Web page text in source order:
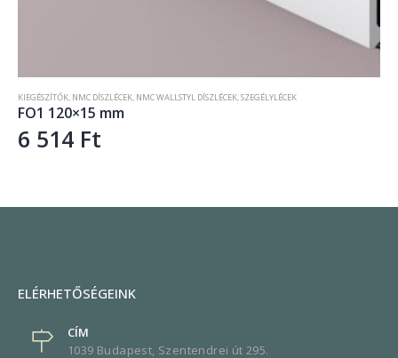
KIEGÉSZÍTŐK NMC DÍSZLÉCEK NMC WALLSTYL DÍSZLÉCEK SZEGÉLYLÉCEK
FO1 120×15 mm
6 514 Ft
ELÉRHETŐSÉGEINK
CÍM
1039 Budapest, Szentendrei út 295.